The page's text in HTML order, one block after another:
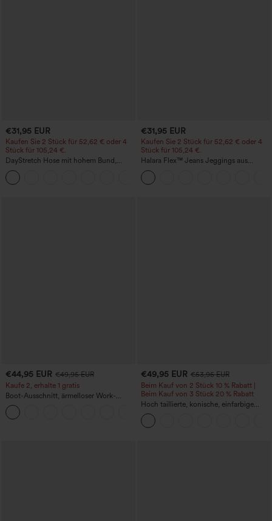
€31,95 EUR
Kaufen Sie 2 Stück für 52,62 € oder 4
Stück für 105,24 €.
DayStretch Hose mit hohem Bund,
Barrel-Leg und Taschen
€31,95 EUR
Kaufen Sie 2 Stück für 52,62 € oder 4
Stück für 105,24 €.
Halara Flex™ Jeans Jeggings aus
elastischem Strick-Denim mit hohem
Bund und Gesäßtaschen
€44,95 EUR €49,95 EUR
Kaufe 2, erhalte 1 gratis
Boot-Ausschnitt, ärmelloser Work-
Jumpsuit mit seitlicher Bindung,
kühlender Cool-Touch-Effekt, gestreift
und mit Taschen – Easy Peezy Edition
€49,95 EUR €53,95 EUR
Beim Kauf von 2 Stück 10 % Rabatt |
Beim Kauf von 3 Stück 20 % Rabatt
Hoch taillierte, konische, einfarbige
Anzughose mit Seitentaschen